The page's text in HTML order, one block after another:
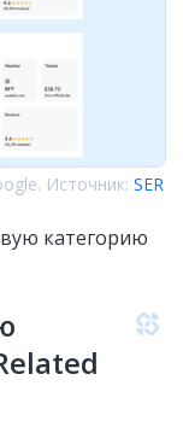
Источник: SER
категорию